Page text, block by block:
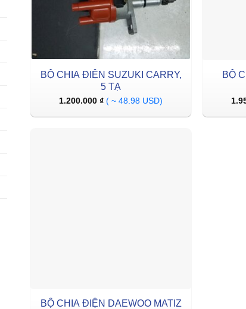
BỘ CHIA ĐIỆN SUZUKI CARRY,
5 TẠ
1.200.000₫ ( ~ 48.98 USD)
BỘ
BỘ CHIA ĐIỆN DAEWOO MATIZ